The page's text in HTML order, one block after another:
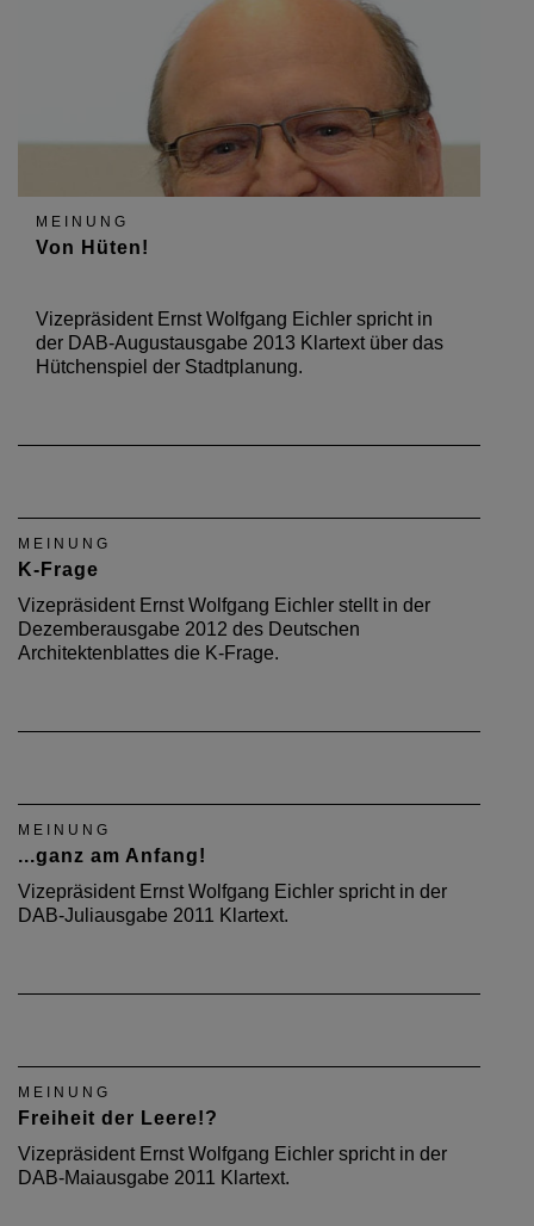
MEINUNG
Von Hüten!
Vizepräsident Ernst Wolfgang Eichler spricht in
der DAB-Augustausgabe 2013 Klartext über das
Hütchenspiel der Stadtplanung.
MEINUNG
K-Frage
Vizepräsident Ernst Wolfgang Eichler stellt in der
Dezemberausgabe 2012 des Deutschen
Architektenblattes die K-Frage.
MEINUNG
...ganz am Anfang!
Vizepräsident Ernst Wolfgang Eichler spricht in der
DAB-Juliausgabe 2011 Klartext.
MEINUNG
Freiheit der Leere!?
Vizepräsident Ernst Wolfgang Eichler spricht in der
DAB-Maiausgabe 2011 Klartext.